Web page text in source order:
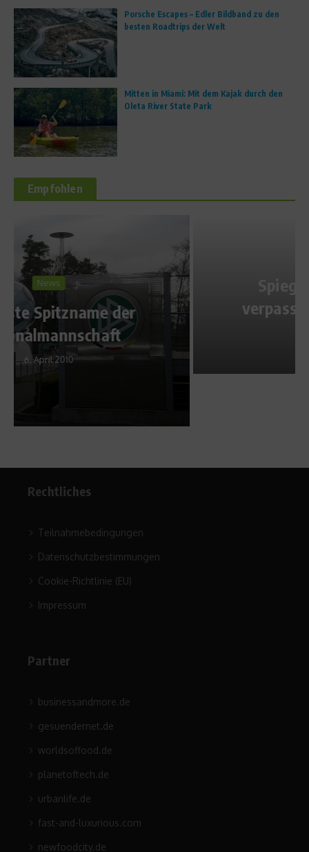
Porsche Escapes – Edler Bildband zu den
besten Roadtrips der Welt
Mitten in Miami: Mit dem Kajak durch den
Oleta River State Park
Empfohlen
Spiegelburg und Rath
verpassen Medaille knapp
14. August 2013
Rechtliches
Teilnahmebedingungen
Datenschutzbestimmungen
Cookie-Richtlinie (EU)
Impressum
Partner
businessandmore.de
gesuendernet.de
worldsoffood.de
planetoftech.de
urbanlife.de
fast-and-luxurious.com
newfoodcity.de